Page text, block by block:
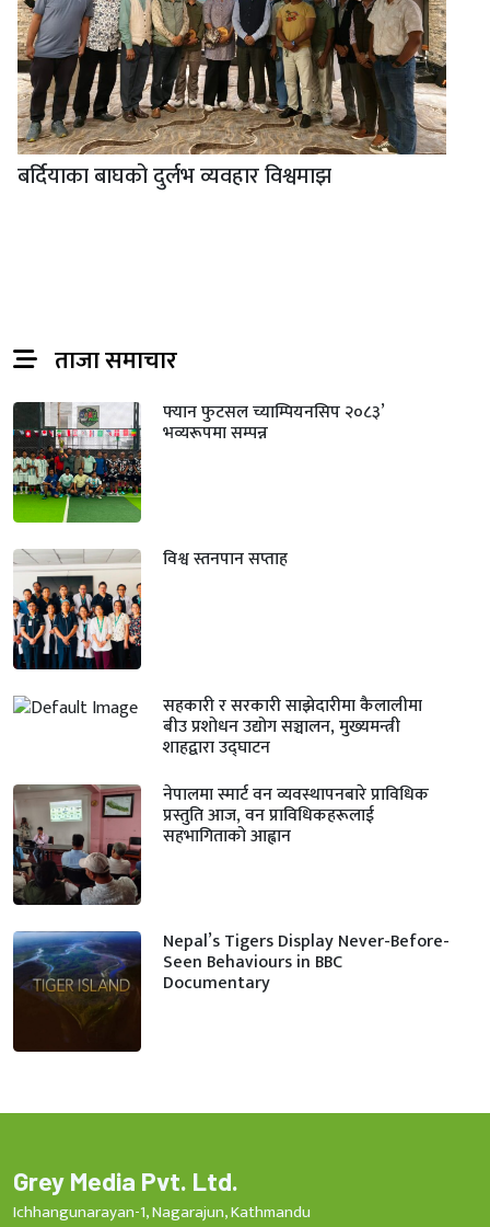
बर्दियाका बाघको दुर्लभ व्यवहार विश्वमाझ
ताजा समाचार
फ्यान फुटसल च्याम्पियनसिप २०८३’
भव्यरूपमा सम्पन्न
विश्व स्तनपान सप्ताह
सहकारी र सरकारी साझेदारीमा कैलालीमा
बीउ प्रशोधन उद्योग सञ्चालन, मुख्यमन्त्री
शाहद्वारा उद्घाटन
नेपालमा स्मार्ट वन व्यवस्थापनबारे प्राविधिक
प्रस्तुति आज, वन प्राविधिकहरूलाई
सहभागिताको आह्वान
Nepal’s Tigers Display Never-Before-
Seen Behaviours in BBC
Documentary
Grey Media Pvt. Ltd.
Ichhangunarayan-1, Nagarajun, Kathmandu